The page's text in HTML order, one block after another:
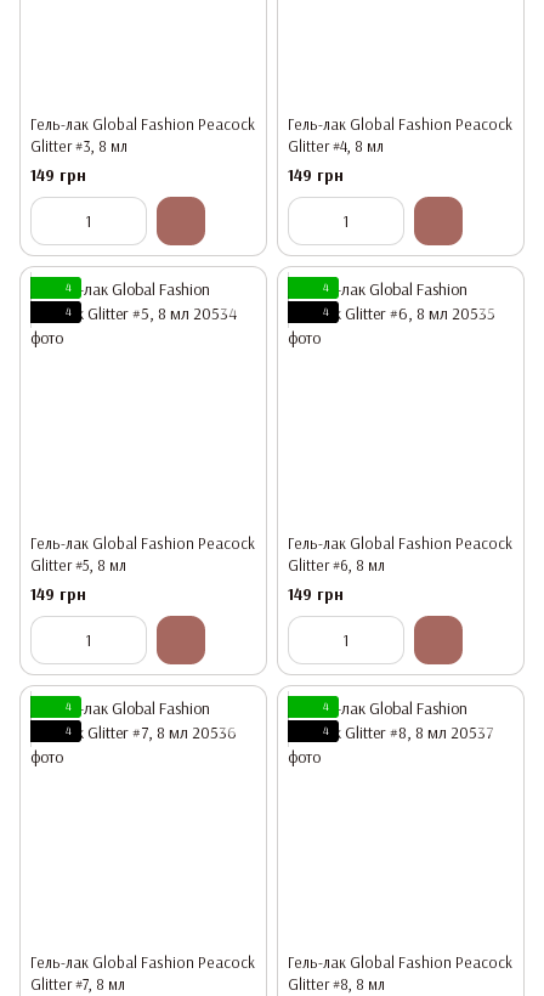
Гель-лак Global Fashion Peacock
Glitter #3, 8 мл
149 грн
Гель-лак Global Fashion Peacock
Glitter #4, 8 мл
149 грн
4
4
Гель-лак Global Fashion Peacock
Glitter #5, 8 мл
149 грн
4
4
Гель-лак Global Fashion Peacock
Glitter #6, 8 мл
149 грн
4
4
Гель-лак Global Fashion Peacock
Glitter #7, 8 мл
4
4
Гель-лак Global Fashion Peacock
Glitter #8, 8 мл